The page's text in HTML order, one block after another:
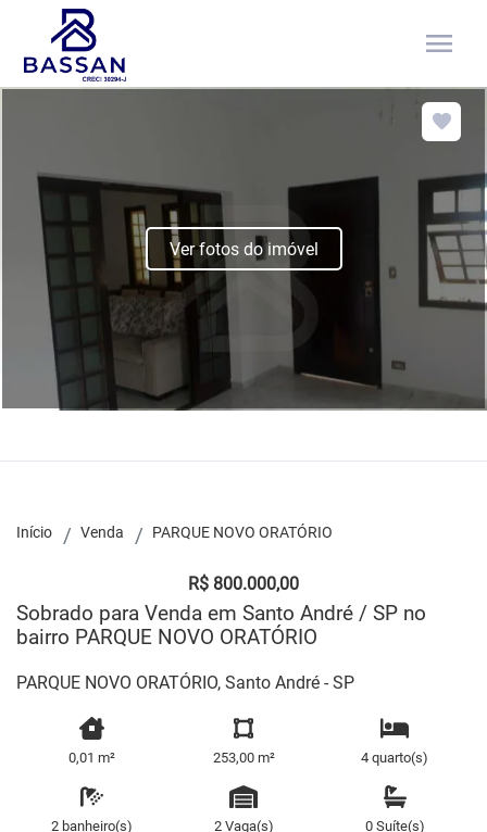
menu
Ver fotos do imóvel
Início Venda PARQUE NOVO ORATÓRIO
R$ 800.000,00
Sobrado para Venda em Santo André / SP no
bairro PARQUE NOVO ORATÓRIO
PARQUE NOVO ORATÓRIO, Santo André - SP
0,01 m² 253,00 m² 4 quarto(s)
2 banheiro(s) 2 Vaga(s) 0 Suíte(s)